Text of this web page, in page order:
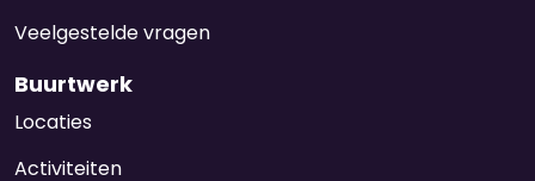
Veelgestelde vragen
Buurtwerk
Locaties
Activiteiten